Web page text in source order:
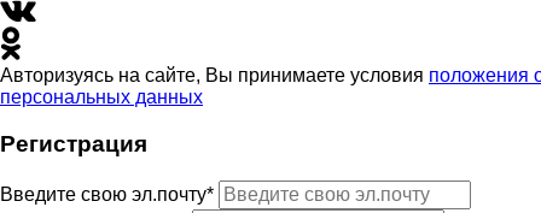
Авторизуясь на сайте, Вы принимаете условия положения
персональных данных
Регистрация
Введите свою эл.почту*